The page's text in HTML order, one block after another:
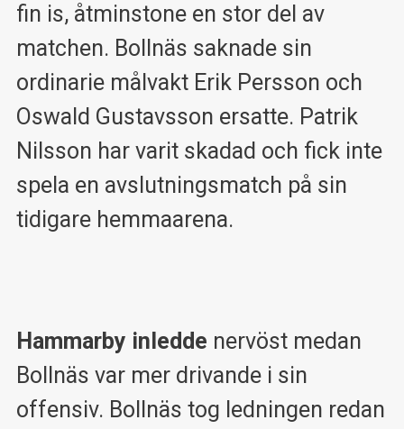
fin is, åtminstone en stor del av
matchen. Bollnäs saknade sin
ordinarie målvakt Erik Persson och
Oswald Gustavsson ersatte. Patrik
Nilsson har varit skadad och fick inte
spela en avslutningsmatch på sin
tidigare hemmaarena.
Hammarby inledde nervöst medan
Bollnäs var mer drivande i sin
offensiv. Bollnäs tog ledningen redan